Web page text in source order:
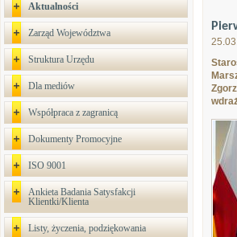
Aktualności
Zarząd Województwa
Struktura Urzędu
Dla mediów
Współpraca z zagranicą
Dokumenty Promocyjne
ISO 9001
Ankieta Badania Satysfakcji
Klientki/Klienta
Listy, życzenia, podziękowania